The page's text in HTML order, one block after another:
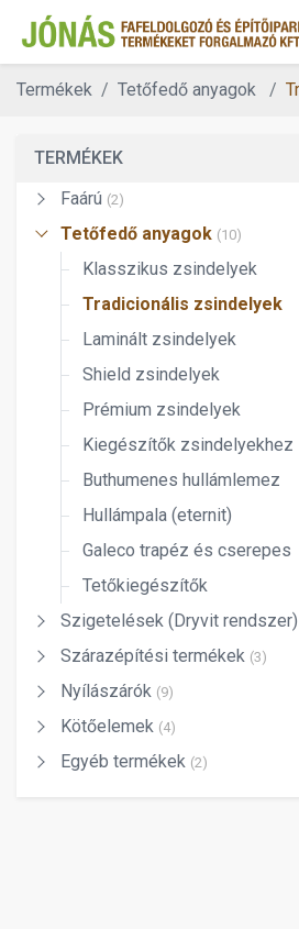
Termékek Tetőfedő anyagok
TERMÉKEK
Faárú (2)
Tetőfedő anyagok (10)
Klasszikus zsindelyek
Tradicionális zsindelyek
Laminált zsindelyek
Shield zsindelyek
Prémium zsindelyek
Kiegészítők zsindelyekhez
Buthumenes hullámlemez
Hullámpala (eternit)
Galeco trapéz és cserepes
Tetőkiegészítők
Szigetelések (Dryvit rendszer)
Szárazépítési termékek (3)
Nyílászárók (9)
Kötőelemek (4)
Egyéb termékek (2)